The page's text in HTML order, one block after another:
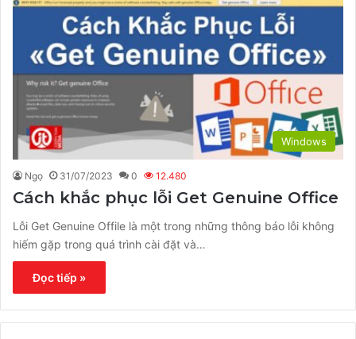
Windows
Ngọ 31/07/2023 0 12.480
Cách khắc phục lỗi Get Genuine Office
Lỗi Get Genuine Offile là một trong những thông báo lỗi không
hiếm gặp trong quá trình cài đặt và…
Đọc tiếp »